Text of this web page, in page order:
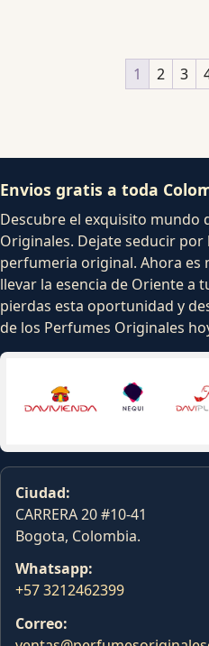
1 2 3
Envios gratis a toda
Descubre el exquisito mundo
Originales. Dejate seducir por
perfumeria original. Ahora es
llevar la esencia de Oriente a
pierdas esta oportunidad y
de los Perfumes Originales
Ciudad:
CARRERA 20 #10-41
Bogota, Colombia.
Whatsapp:
+57 3212462399
Correo: